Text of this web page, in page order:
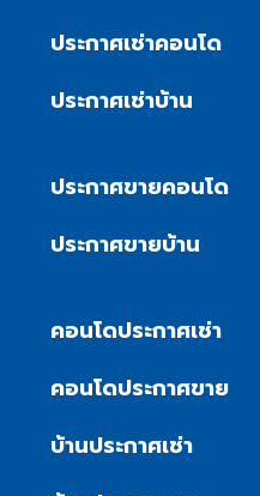
ประกาศเช่าคอนโด
ประกาศเช่าบ้าน
ประกาศขายคอนโด
ประกาศขายบ้าน
คอนโดประกาศเช่า
คอนโดประกาศขาย
บ้านประกาศเช่า